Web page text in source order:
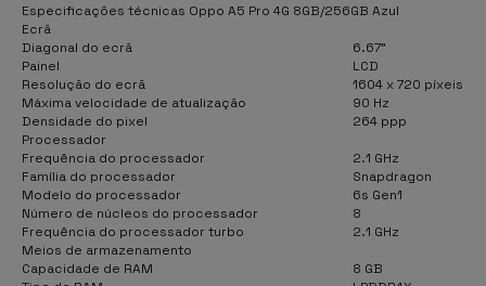
Especificações técnicas Oppo A5 Pro 4G 8GB/256GB Azul
Ecrã
Diagonal do ecrã
6.67"
Painel
LCD
Resolução do ecrã
1604 x 720 píxeis
Máxima velocidade de atualização
90 Hz
Densidade do pixel
264 ppp
Processador
Frequência do processador
2.1 GHz
Família do processador
Snapdragon
Modelo do processador
6s Gen1
Número de núcleos do processador
8
Frequência do processador turbo
2.1 GHz
Meios de armazenamento
Capacidade de RAM
8 GB